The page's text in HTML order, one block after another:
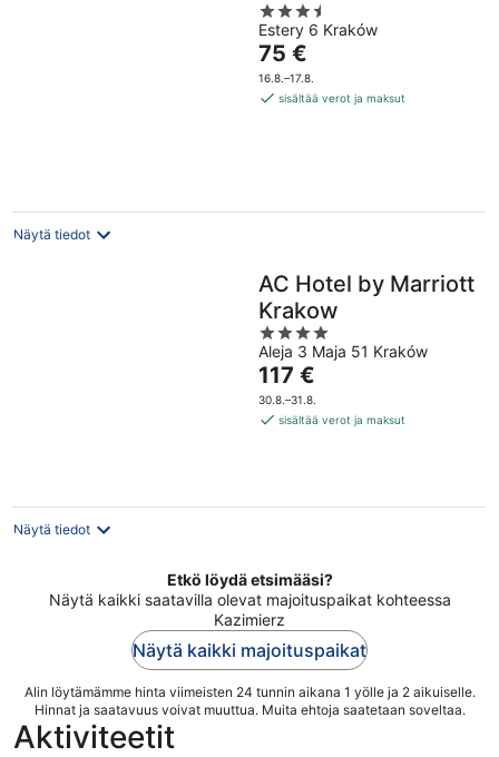
3.5
out
of
5
Estery 6 Kraków
Hinta
on
75 €
75 €
16.8.–17.8.
sisältää verot ja maksut
Näytä tiedot
AC Hotel by Marriott
Krakow
4
out
of
5
Aleja 3 Maja 51 Kraków
Hinta
on
117 €
117 €
30.8.–31.8.
sisältää verot ja maksut
Näytä tiedot
Etkö löydä etsimääsi?
Näytä kaikki saatavilla olevat majoituspaikat kohteessa
Kazimierz
Näytä kaikki majoituspaikat
Alin löytämämme hinta viimeisten 24 tunnin aikana 1 yölle ja 2 aikuiselle.
Hinnat ja saatavuus voivat muuttua. Muita ehtoja saatetaan soveltaa.
Aktiviteetit